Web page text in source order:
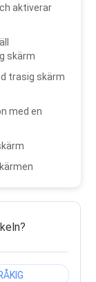
aktiverar
skärm
trasig skärm
med en